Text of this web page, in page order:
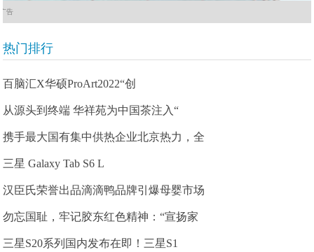
广告
热门排行
百脑汇X华硕ProArt2022“创
从源头到终端 华祥苑为中国茶注入“
携手最大国有集中供热企业北京热力，全
三星 Galaxy Tab S6 L
汉臣氏荣誉出品滴滴鸭品牌引爆母婴市场
勿忘国耻，牢记胶东红色精神：“宣扬家
三星S20系列国内发布在即！三星S1